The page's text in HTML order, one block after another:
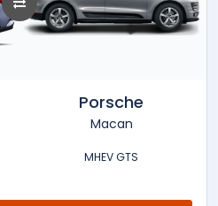
Porsche
Macan
MHEV GTS